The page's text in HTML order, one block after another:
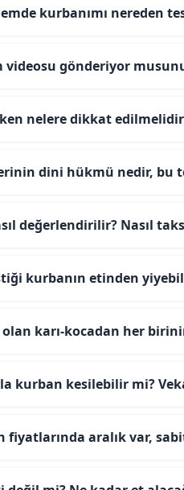
kurbanımı nereden
videosu gönderiyor
nelere dikkat
dini hükmü nedir, bu
değerlendirilir? Nasıl
kurbanın etinden
karı-kocadan her
kurban kesilebilir mi?
fiyatlarında aralık var,